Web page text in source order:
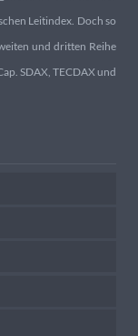
Leitindex. Doch so
und dritten Reihe
SDAX, TECDAX und